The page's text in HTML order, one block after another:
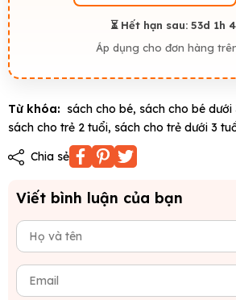
⏳ Hết hạn sau: 53d 1h
Áp dụng cho đơn hàng
Từ khóa: sách cho bé, sách cho bé dưới
sách cho trẻ 2 tuổi, sách cho trẻ dưới 3
Chia sẻ
Viết bình luận của bạn